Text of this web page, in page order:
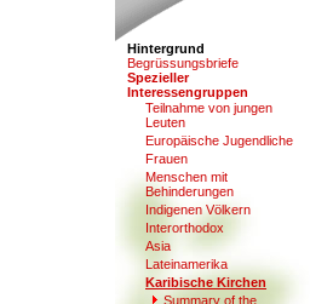
Hintergrund
Begrüssungsbriefe
Spezieller
Interessengruppen
Teilnahme von jungen
Leuten
Europäische Jugendliche
Frauen
Menschen mit
Behinderungen
Indigenen Völkern
Interorthodox
Asia
L ateinamerika
Karibische Kirchen
Summary of the